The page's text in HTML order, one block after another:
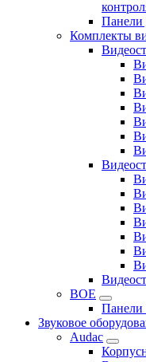
Панели
Комплекты
BOE
Панели
Звуковое
Audac